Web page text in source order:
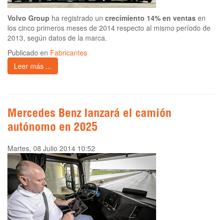
Volvo Group ha registrado un crecimiento 14% en ventas en
los cinco primeros meses de 2014 respecto al mismo período de
2013, según datos de la marca.
Publicado en Fabricantes
Leer más ...
Mercedes Benz lanzará el camión
autónomo en 2025
Martes, 08 Julio 2014 10:52